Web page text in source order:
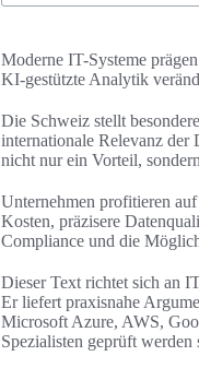
Moderne IT-Systeme
KI-gestützte Analytik
Die Schweiz stellt
internationale Relevanz der
nicht nur ein Vorteil,
Unternehmen profitieren
Kosten, präzisere
Compliance und die
Dieser Text richtet sich an
Er liefert praxisnahe
Microsoft Azure, AWS,
Spezialisten geprüft werden